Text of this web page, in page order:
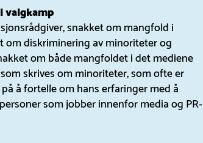
valgkamp
snakket om mangfold i
om diskriminering av minoriteter og
om både mangfoldet i det mediene
skrives om minoriteter, som ofte er
å fortelle om hans erfaringer med å
som jobber innenfor media og PR-